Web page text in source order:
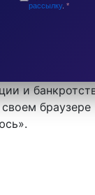
рассылку. *
и